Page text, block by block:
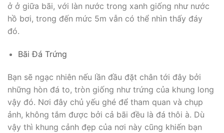
ở ở giữa bãi, với làn nước trong xanh giống như nước
hồ bơi, trong đến mức 5m vẫn có thể nhìn thấy đáy
đó.
Bãi Đá Trứng
Bạn sẽ ngạc nhiên nếu lần đầu đặt chân tới đây bởi
những hòn đá to, tròn giống như trứng của khung long
vậy đó. Nơi đây chủ yếu ghé để tham quan và chụp
ảnh, không tắm được bởi cả bãi đều là đá thôi à. Dù
vậy thì khung cảnh đẹp của nơi này cũng khiến bạn